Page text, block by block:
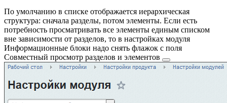
По умолчанию в списке отображается иерархическая
структура: сначала разделы, потом элементы. Если есть
потребность просматривать все элементы единым списком
вне зависимости от разделов, то в настройках модуля
Информационные блоки надо снять флажок с поля
Совместный просмотр разделов и элементов